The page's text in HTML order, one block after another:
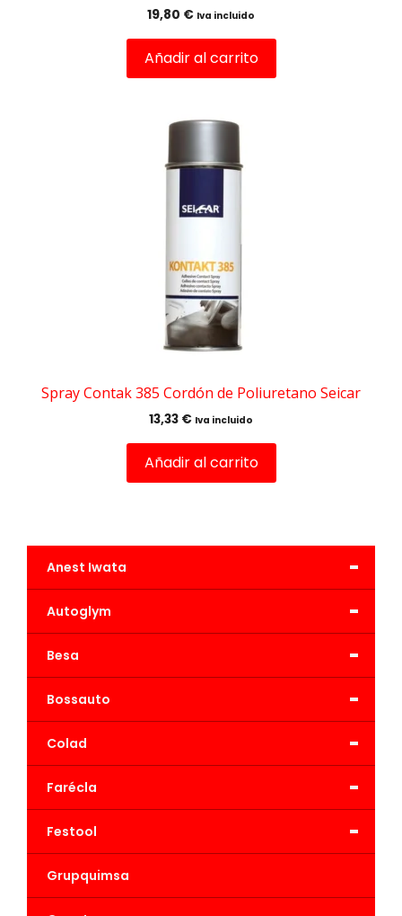
19,80 € Iva incluido
Añadir al carrito
Spray Contak 385 Cordón de Poliuretano Seicar
13,33 € Iva incluido
Añadir al carrito
-
Anest Iwata
-
Autoglym
-
Besa
-
Bossauto
-
Colad
-
Farécla
-
Festool
Grupquimsa